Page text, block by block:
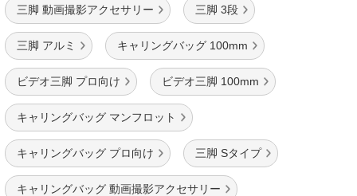
三脚 動画撮影アクセサリー 三脚 3段
三脚 アルミ キャリングバッグ 100mm
ビデオ三脚 プロ向け ビデオ三脚 100mm
キャリングバッグ マンフロット
キャリングバッグ プロ向け 三脚 Sタイプ
キャリングバッグ 動画撮影アクセサリー